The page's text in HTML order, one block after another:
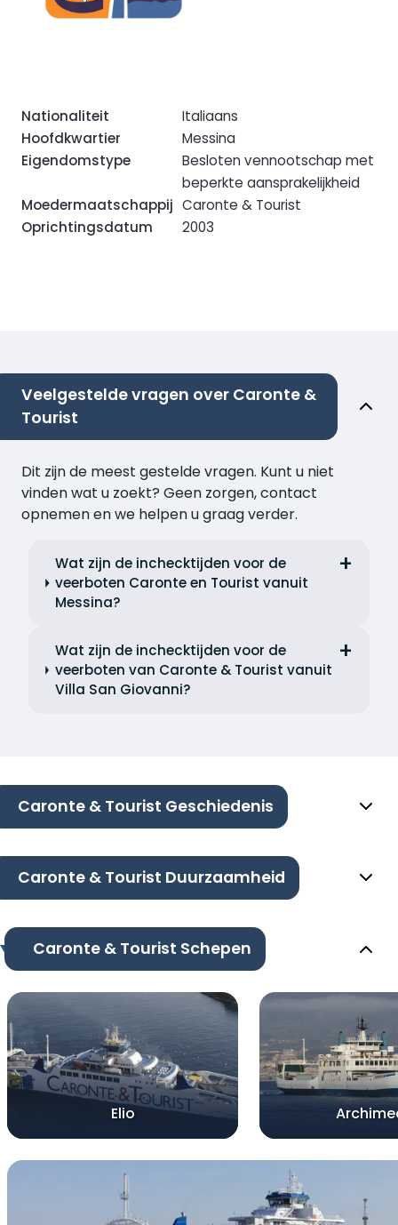
Nationaliteit
Italiaans
Hoofdkwartier
Messina
Eigendomstype
Besloten vennootschap met
beperkte aansprakelijkheid
Moedermaatschappij Caronte & Tourist
Oprichtingsdatum
2003
Veelgestelde vragen over Caronte &
Tourist
Dit zijn de meest gestelde vragen. Kunt u niet
vinden wat u zoekt? Geen zorgen, contact
opnemen en we helpen u graag verder.
Wat zijn de inchecktijden voor de
veerboten Caronte en Tourist vanuit
Messina?
Wat zijn de inchecktijden voor de
veerboten van Caronte & Tourist vanuit
Villa San Giovanni?
Caronte & Tourist Geschiedenis
Caronte & Tourist Duurzaamheid
Caronte & Tourist Schepen
Elio